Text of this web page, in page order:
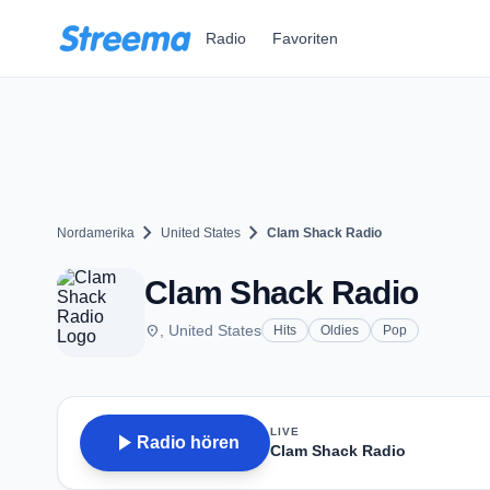
Radio Favoriten
Nordamerika chevron_right United States chevron_right Clam Shack Radio
Clam Shack Radio
place , United States Hits Oldies Pop
play_arrow Radio hören
LIVE
Clam Shack Radio